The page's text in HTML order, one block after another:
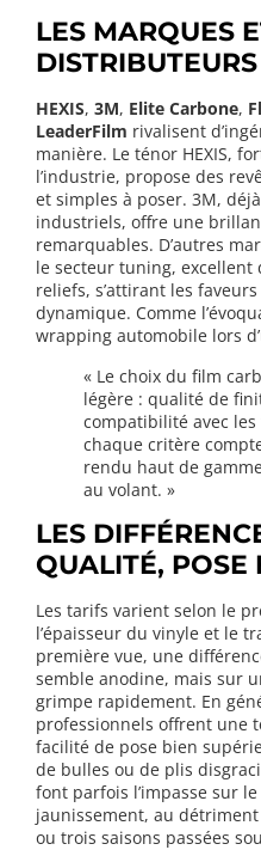
LES MARQUES
HEXIS, 3M, Elite Carbone,
LeaderFilm rivalisent
manière. Le ténor HEXIS,
l’industrie, propose des
et simples à poser. 3M,
industriels, offre une
remarquables. D’autres
le secteur tuning, excellent
reliefs, s’attirant les
dynamique. Comme
wrapping automobile lors
« Le choix du film
légère : qualité de
compatibilité avec
chaque critère
rendu haut de
au volant. »
LES
QUALITÉ, POSE
Les tarifs varient selon le
l’épaisseur du vinyle et le
première vue, une
semble anodine, mais sur
grimpe rapidement. En
professionnels offrent une
facilité de pose bien
de bulles ou de plis
font parfois l’impasse sur
jaunissement, au
ou trois saisons passées